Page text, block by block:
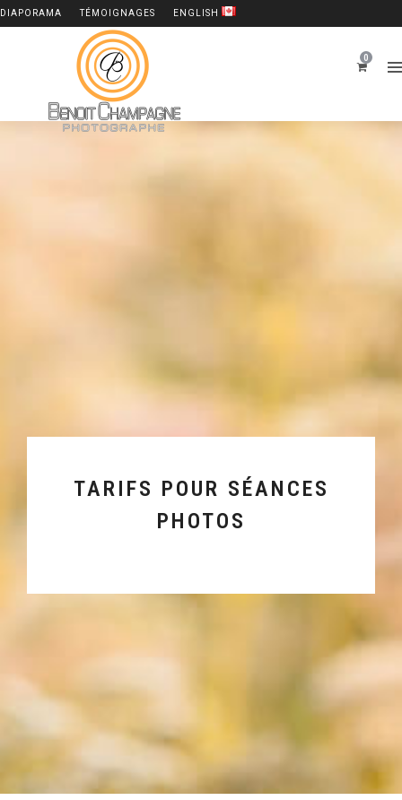
DIAPORAMA TÉMOIGNAGES ENGLISH
0
TARIFS POUR SÉANCES
PHOTOS